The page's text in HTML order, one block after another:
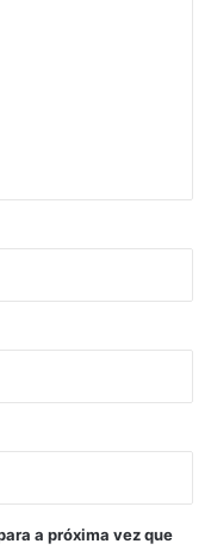
a próxima vez que